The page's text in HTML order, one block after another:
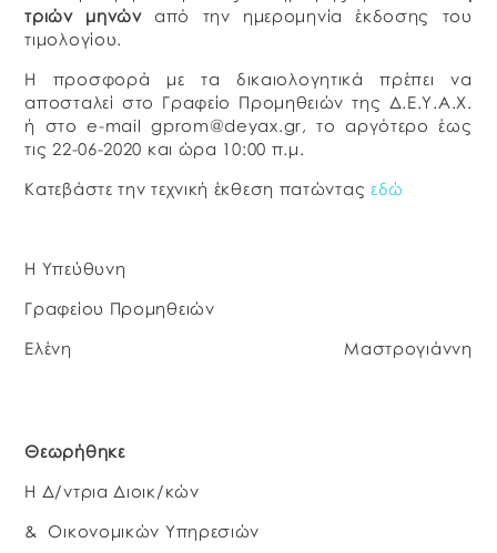
τριών μηνώναπό την ημερομηνία έκδοσης του
τιμολογίου.
Η προσφορά με τα δικαιολογητικά πρέπει να
αποσταλεί στο Γραφείο Προμηθειών της Δ.Ε.Υ.Α.Χ.
ή στο e-mail gprom@deyax.gr, το αργότερο έως
τις 22-06-2020 και ώρα 10:00 π.μ.
Κατεβάστε την τεχνική έκθεση πατώντας εδώ
Η Υπεύθυνη
Γραφείου Προμηθειών
Ελένη Μαστρογιάννη
Θεωρήθηκε
Η Δ/ντρια Διοικ/κών
& Οικονομικών Υπηρεσιών